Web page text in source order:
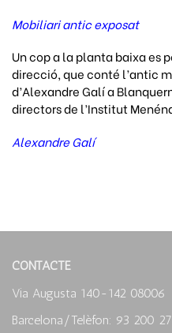
Mobiliari antic exposat
Un cop a la planta baixa es
direcció, que conté l’antic
d’Alexandre Galí a
directors de l’Institut
Alexandre Galí
CONTACTE
Via Augusta 140-142 08006
Barcelona/Telèfon: 93 200